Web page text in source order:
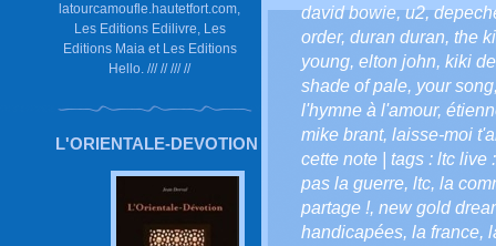
latourcamoufle.hautetfort.com,
Les Editions Edilivre, Les
Editions Maia et Les Editions
Hello. /// // /// //
L'ORIENTALE-DEVOTION
david bowie,u2,
order, duran duran, the
young, elton john, kiki
shade of pale, your song
l'hymne à l'amour,
mike brant, laisse-moi
cette note | tags : ltc live
pas la guerre, ltc, la
partage !, new gold
handicapées, la france,